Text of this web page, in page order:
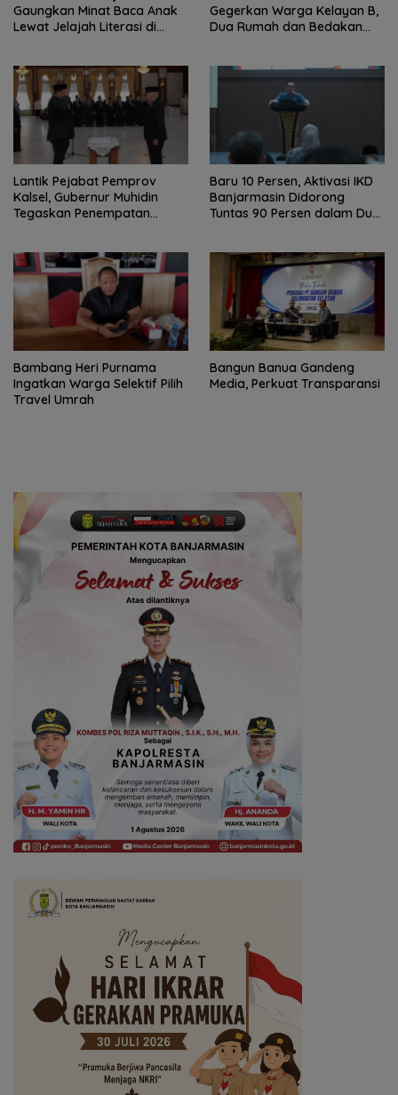
Gaungkan Minat Baca Anak
Lewat Jelajah Literasi di
Gegerkan Warga Kelayan B,
Dua Rumah dan Bedakan
Lantik Pejabat Pemprov
Kalsel, Gubernur Muhidin
Tegaskan Penempatan
Baru 10 Persen, Aktivasi IKD
Banjarmasin Didorong
Tuntas 90 Persen dalam Dua
Bambang Heri Purnama
Ingatkan Warga Selektif Pilih
Travel Umrah
Bangun Banua Gandeng
Media, Perkuat Transparansi